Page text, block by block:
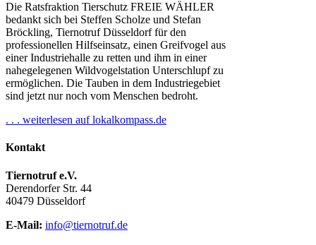
Die Ratsfraktion Tierschutz FREIE WÄHLER
bedankt sich bei Steffen Scholze und Stefan
Bröckling, Tiernotruf Düsseldorf für den
professionellen Hilfseinsatz, einen Greifvogel aus
einer Industriehalle zu retten und ihm in einer
nahegelegenen Wildvogelstation Unterschlupf zu
ermöglichen. Die Tauben in dem Industriegebiet
sind jetzt nur noch vom Menschen bedroht.
. . . weiterlesen auf lokalkompass.de
Kontakt
Tiernotruf e.V.
Derendorfer Str. 44
40479 Düsseldorf
E-Mail: info@tiernotruf.de